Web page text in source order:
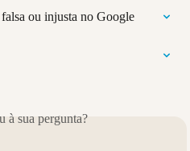
ou injusta no Google
à sua pergunta?